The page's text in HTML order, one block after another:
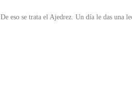
De eso se trata el Ajedrez. Un día le das una